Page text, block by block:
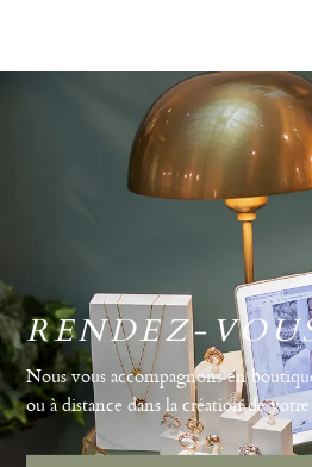
RENDEZ-
Nous vous accompagnons en
ou à distance dans la création de